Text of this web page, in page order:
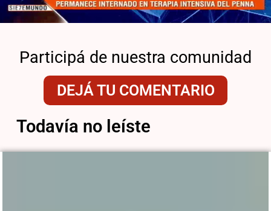
Participá de nuestra comunidad
DEJÁ TU COMENTARIO
Todavía no leíste